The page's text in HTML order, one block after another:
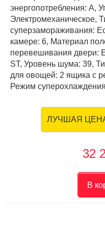
энергопотребления: А,
Электромеханическое,
суперзамораживания:
камере: 6, Материал
перевешивания двери:
ST, Уровень шума: 39,
для овощей: 2 ящика с
Режим
ЛУЧШАЯ
32
В